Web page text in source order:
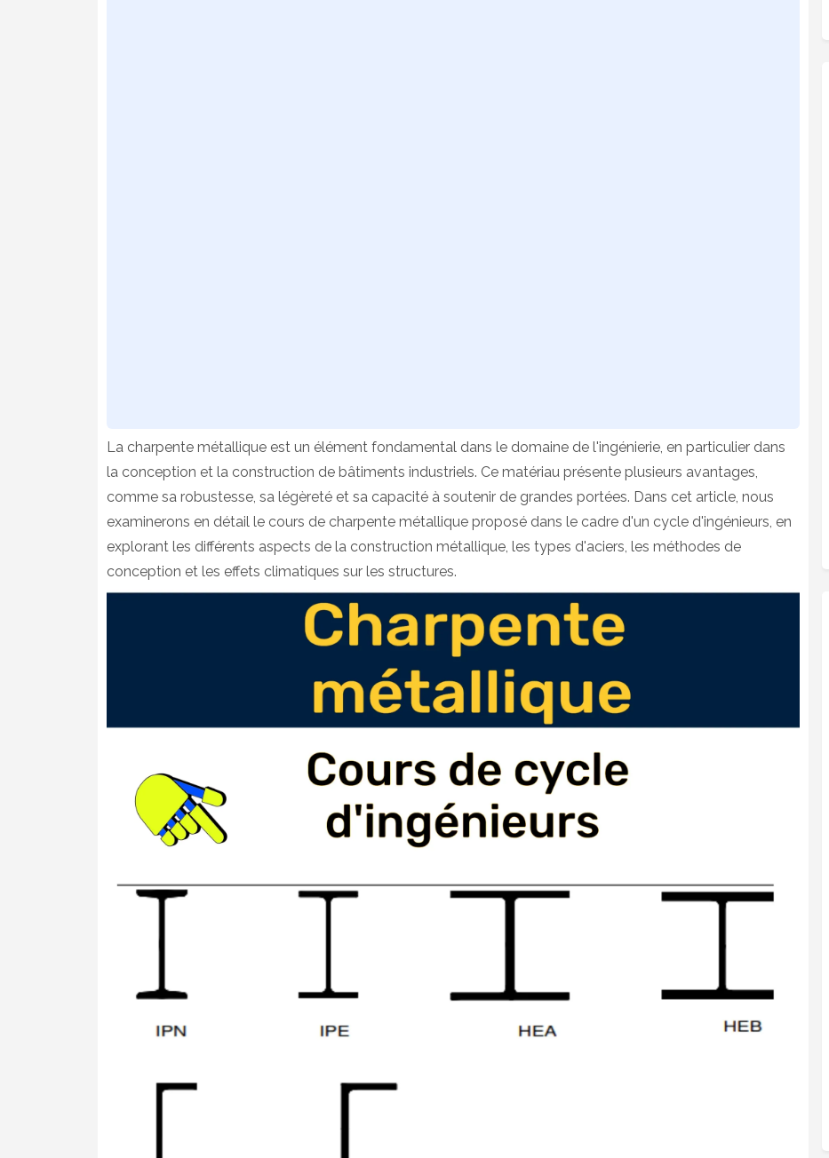
La charpente métallique est un élément fondamental dans le domaine de l'ingénierie, en particulier dans
la conception et la construction de bâtiments industriels. Ce matériau présente plusieurs avantages,
comme sa robustesse, sa légèreté et sa capacité à soutenir de grandes portées. Dans cet article, nous
examinerons en détail le cours de charpente métallique proposé dans le cadre d'un cycle d'ingénieurs, en
explorant les différents aspects de la construction métallique, les types d'aciers, les méthodes de
conception et les effets climatiques sur les structures.